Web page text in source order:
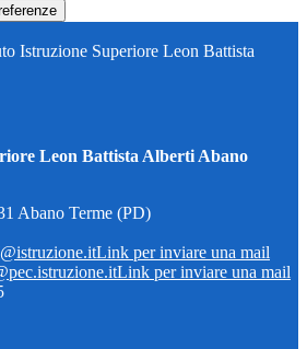
Istruzione Superiore Leon Battista
Leon Battista Alberti Abano
Abano Terme (PD)
Link per inviare una mail
Link per inviare una mail